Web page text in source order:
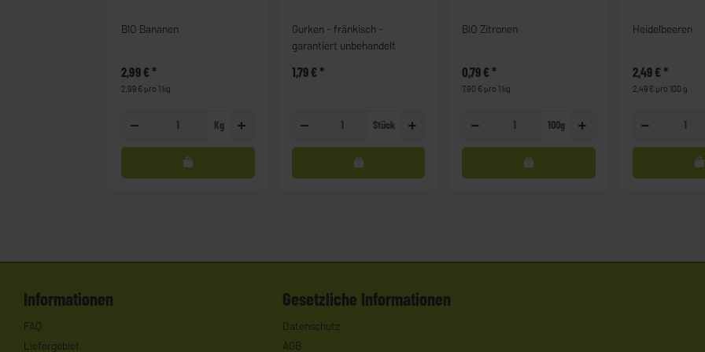
BIO Bananen
2,99 €*
2,99 € pro 1 kg
Kg
Gurken - fränkisch -
garantiert unbehandelt
1,79 €*
Stück
BIO Zitronen
0,79 €*
7,90 € pro 1 kg
100g
Heidelbeeren
2,49 €*
2,49 € pro 100 g
Informationen
FAQ
Liefergebiet
Gesetzliche Informationen
Datenschutz
AGB